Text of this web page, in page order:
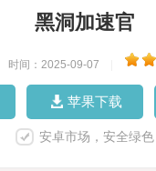
黑洞加速官
时间：2025-09-07
苹果下载
安卓市场，安全绿色